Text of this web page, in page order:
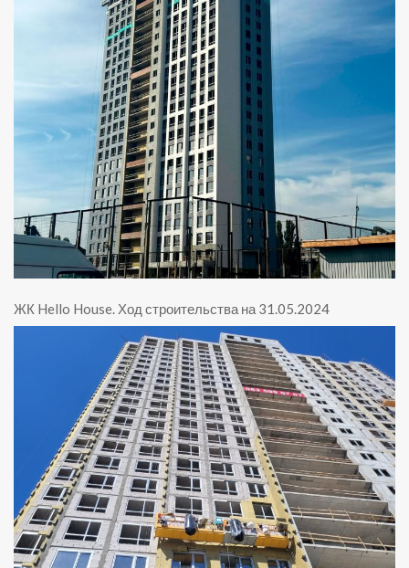
ЖК Hello House. Ход строительства на 31.05.2024